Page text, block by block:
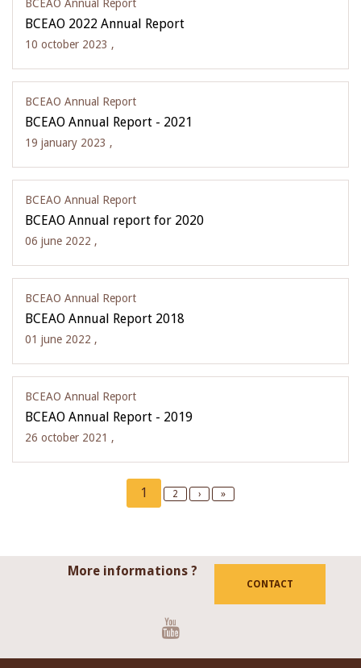
BCEAO Annual Report
BCEAO 2022 Annual Report
10 october 2023 ,
BCEAO Annual Report
BCEAO Annual Report - 2021
19 january 2023 ,
BCEAO Annual Report
BCEAO Annual report for 2020
06 june 2022 ,
BCEAO Annual Report
BCEAO Annual Report 2018
01 june 2022 ,
BCEAO Annual Report
BCEAO Annual Report - 2019
26 october 2021 ,
Current
page
1 Page
2
Next
›
Last
»
More informations ?
CONTACT